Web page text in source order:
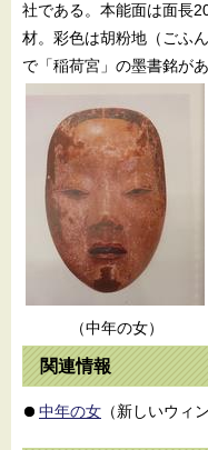
社である。本能面は面長
材。彩色は胡粉地（ごふ
で「稲荷宮」の墨書銘が
（中年の女）
関連情報
中年の女 （新しいウィ